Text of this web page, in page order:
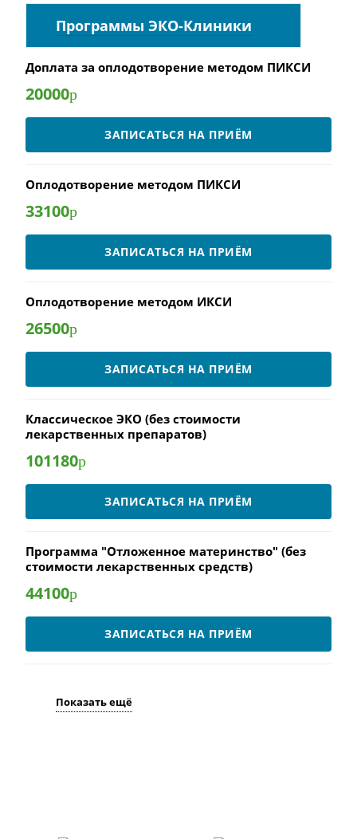
Программы ЭКО-Клиники
Доплата за оплодотворение методом ПИКСИ
20000р
ЗАПИСАТЬСЯ НА ПРИЁМ
Оплодотворение методом ПИКСИ
33100р
ЗАПИСАТЬСЯ НА ПРИЁМ
Оплодотворение методом ИКСИ
26500р
ЗАПИСАТЬСЯ НА ПРИЁМ
Классическое ЭКО (без стоимости
лекарственных препаратов)
101180р
ЗАПИСАТЬСЯ НА ПРИЁМ
Программа "Отложенное материнство" (без
стоимости лекарственных средств)
44100р
ЗАПИСАТЬСЯ НА ПРИЁМ
Показать ещё